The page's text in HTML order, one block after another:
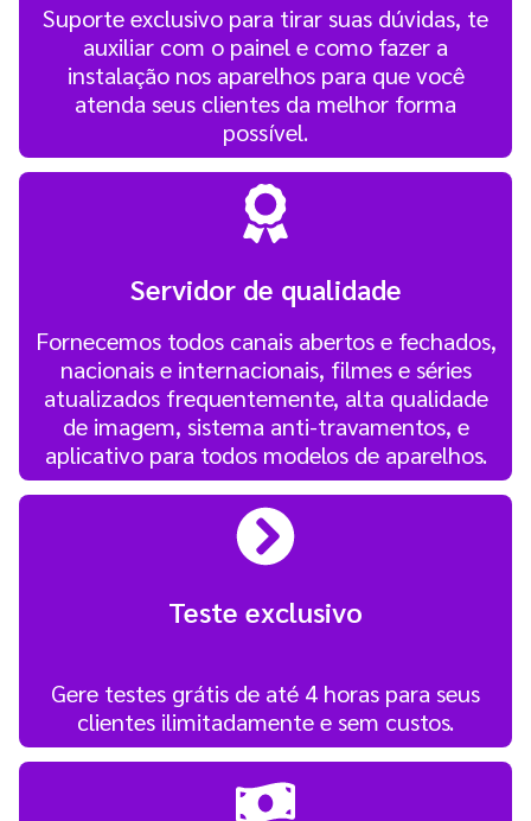
Suporte exclusivo para tirar suas dúvidas, te
auxiliar com o painel e como fazer a
instalação nos aparelhos para que você
atenda seus clientes da melhor forma
possível.
Servidor de qualidade
Fornecemos todos canais abertos e fechados,
nacionais e internacionais, filmes e séries
atualizados frequentemente, alta qualidade
de imagem, sistema anti-travamentos, e
aplicativo para todos modelos de aparelhos.
Teste exclusivo
Gere testes grátis de até 4 horas para seus
clientes ilimitadamente e sem custos.